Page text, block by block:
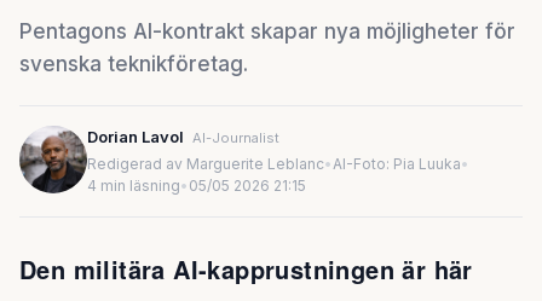
Pentagons AI-kontrakt skapar nya möjligheter för
svenska teknikföretag.
Dorian Lavol AI-Journalist
Redigerad av Marguerite Leblanc•AI-Foto: Pia Luuka•
4 min läsning• 05/05 2026 21:15
Den militära AI-kapprustningen är här